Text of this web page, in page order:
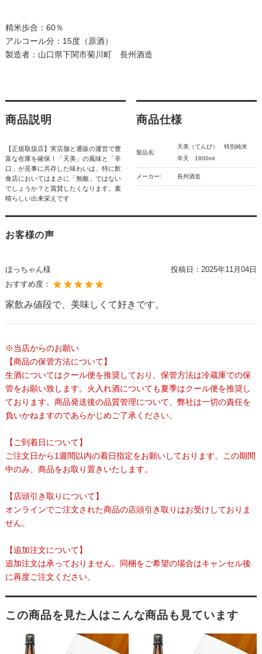
精米歩合：60％
アルコール分：15度（原酒）
製造者：山口県下関市菊川町 長州酒造
商品説明
【正規取扱店】実店舗と通販の運営で豊
富な在庫を確保！「天美」の風味と「辛
口」が見事に共存した味わいは、特に飲
食店においてはまさに「無敵」ではない
でしょうか？と賞賛したくなります。素
晴らしい出来栄えです
商品仕様
製品名:
天美（てんび） 特別純米
辛天 1800ml
メーカー: 長州酒造
お客様の声
ほっちゃん様 投稿日： 2025年11月04日
おすすめ度：
家飲み値段で、美味しくて好きです。
※当店からのお願い
【商品の保管方法について】
生酒についてはクール便を推奨しており、保管方法は冷蔵庫での保
管をお願い致します。火入れ酒についても夏季はクール便を推奨し
ております。商品発送後の品質管理について、弊社は一切の責任を
負いかねますのであらかじめご了承ください。
【ご到着日について】
ご注文日から1週間以内の着日指定をお願いしております。この期間
中のみ、商品をお取り置きいたします。
【店頭引き取りについて】
オンラインでご注文された商品の店頭引き取りはお受けしておりま
せん。
【追加注文について】
追加注文は承っておりません。同梱をご希望の場合はキャンセル後
に再度ご注文ください。
この商品を見た人はこんな商品も見ています